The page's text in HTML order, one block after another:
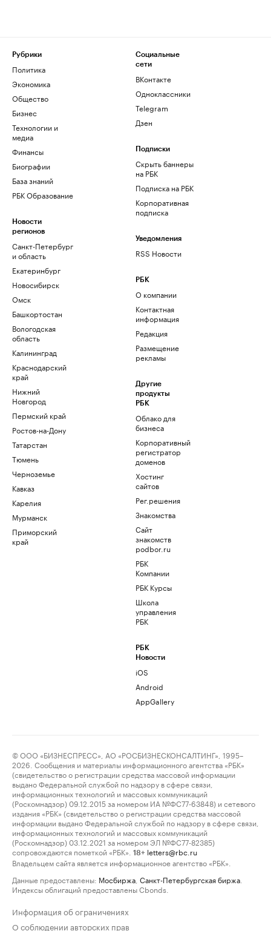
Рубрики
Политика
Экономика
Общество
Бизнес
Технологии и
медиа
Финансы
Биографии
База знаний
РБК Образование
Новости
регионов
Санкт-Петербург
и область
Екатеринбург
Новосибирск
Омск
Башкортостан
Вологодская
область
Калининград
Краснодарский
край
Нижний
Новгород
Пермский край
Ростов-на-Дону
Татарстан
Тюмень
Черноземье
Кавказ
Карелия
Мурманск
Приморский
край
Социальные
сети
ВКонтакте
Одноклассники
Telegram
Дзен
Подписки
Скрыть баннеры
на РБК
Подписка на РБК
Корпоративная
подписка
Уведомления
RSS Новости
РБК
О компании
Контактная
информация
Редакция
Размещение
рекламы
Другие
продукты
РБК
Облако для
бизнеса
Корпоративный
регистратор
доменов
Хостинг
сайтов
Рег.решения
Знакомства
Сайт
знакомств
podbor.ru
РБК
Компании
РБК Курсы
Школа
управления
РБК
РБК
Новости
iOS
Android
AppGallery
© ООО «БИЗНЕСПРЕСС», АО «РОСБИЗНЕСКОНСАЛТИНГ», 1995–
2026. Сообщения и материалы информационного агентства «РБК»
(свидетельство о регистрации средства массовой информации
выдано Федеральной службой по надзору в сфере связи,
информационных технологий и массовых коммуникаций
(Роскомнадзор) 09.12.2015 за номером ИА №ФС77-63848) и сетевого
издания «РБК» (свидетельство о регистрации средства массовой
информации выдано Федеральной службой по надзору в сфере связи,
информационных технологий и массовых коммуникаций
(Роскомнадзор) 03.12.2021 за номером ЭЛ №ФС77-82385)
сопровождаются пометкой «РБК».
18+ letters@rbc.ru
Владельцем сайта является информационное агентство «РБК».
Данные предоставлены: Мосбиржа Санкт-Петербургская биржа
Индексы облигаций предоставлены Cbonds.
Информация об ограничениях
О соблюдении авторских прав